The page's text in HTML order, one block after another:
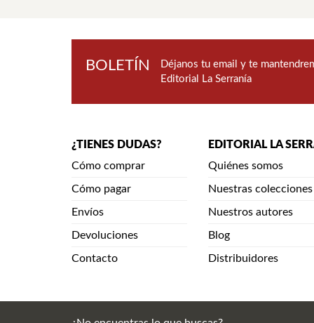
BOLETÍN
Déjanos tu email y te
Editorial La Serranía
¿TIENES DUDAS?
Cómo comprar
Cómo pagar
Envíos
Devoluciones
Contacto
EDITORIAL LA
Quiénes somos
Nuestras colecciones
Nuestros autores
Blog
Distribuidores